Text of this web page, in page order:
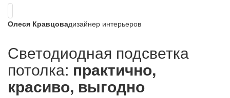
Олеся Кравцовадизайнер интерьеров
Светодиодная подсветка
потолка: практично,
красиво, выгодно